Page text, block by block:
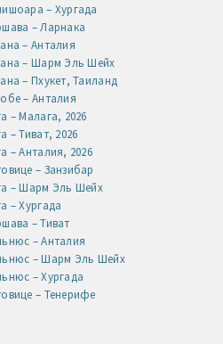
– Хургада
– Ларнака
– Анталия
– Шарм Эль Шейх
– Пхукет, Таиланд
– Анталия
– Малага, 2026
– Тиват, 2026
– Анталия, 2026
– Занзибар
– Шарм Эль Шейх
– Хургада
– Тиват
– Анталия
– Шарм Эль Шейх
– Хургада
– Тенерифе